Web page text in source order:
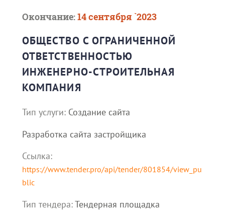
Окончание:14 сентября `2023
ОБЩЕСТВО С ОГРАНИЧЕННОЙ
ОТВЕТСТВЕННОСТЬЮ
ИНЖЕНЕРНО-СТРОИТЕЛЬНАЯ
КОМПАНИЯ
Тип услуги: Создание сайта
Разработка сайта застройщика
Ссылка:
https://www.tender.pro/api/tender/801854/view_pu
blic
Тип тендера:Тендерная площадка